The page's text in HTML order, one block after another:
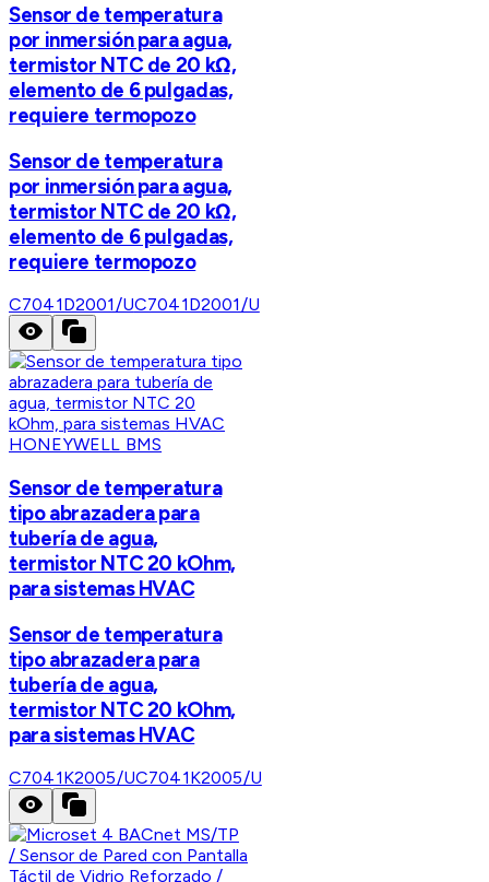
Sensor de temperatura
por inmersión para agua,
termistor NTC de 20 kΩ,
elemento de 6 pulgadas,
requiere termopozo
Sensor de temperatura
por inmersión para agua,
termistor NTC de 20 kΩ,
elemento de 6 pulgadas,
requiere termopozo
C7041D2001/UC7041D2001/U
HONEYWELL BMS
Sensor de temperatura
tipo abrazadera para
tubería de agua,
termistor NTC 20 kOhm,
para sistemas HVAC
Sensor de temperatura
tipo abrazadera para
tubería de agua,
termistor NTC 20 kOhm,
para sistemas HVAC
C7041K2005/UC7041K2005/U